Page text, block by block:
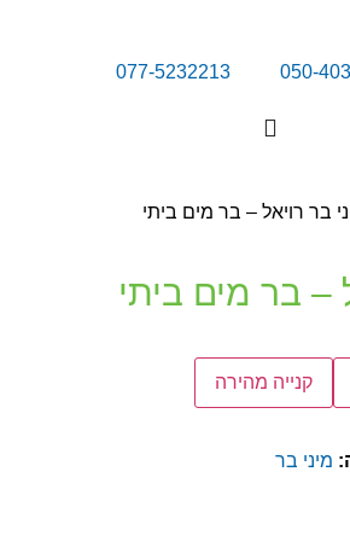
050-
077-5232213
בר רויאל – בר מים ביתי
– בר מים ביתי
קנייה מהירה
מיני בר